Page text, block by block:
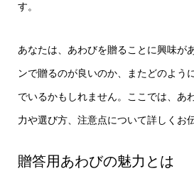
す。
あなたは、あわびを贈ることに興味が
ンで贈るのが良いのか、またどのよう
でいるかもしれません。ここでは、あ
力や選び方、注意点について詳しくお
贈答用あわびの魅力とは